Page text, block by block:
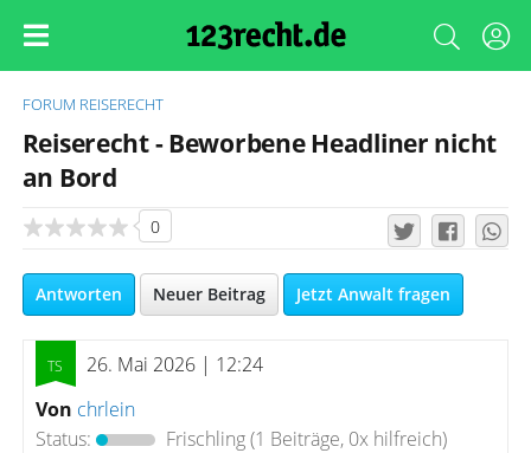
FORUM REISERECHT
Reiserecht - Beworbene Headliner nicht
an Bord
0
Antworten Neuer Beitrag Jetzt Anwalt fragen
26. Mai 2026 | 12:24
Von chrlein
Status:
Frischling(1 Beiträge, 0x hilfreich)